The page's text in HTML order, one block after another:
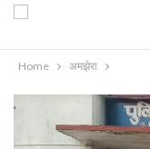
Home अमझेरा